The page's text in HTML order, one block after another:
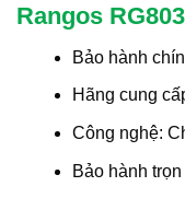
Rangos
Bảo hành
Hãng cung
Công nghệ:
Bảo hành